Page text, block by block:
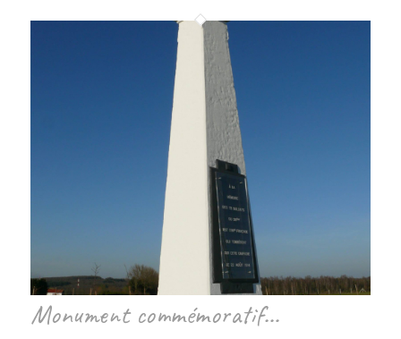
Monument commémoratif…